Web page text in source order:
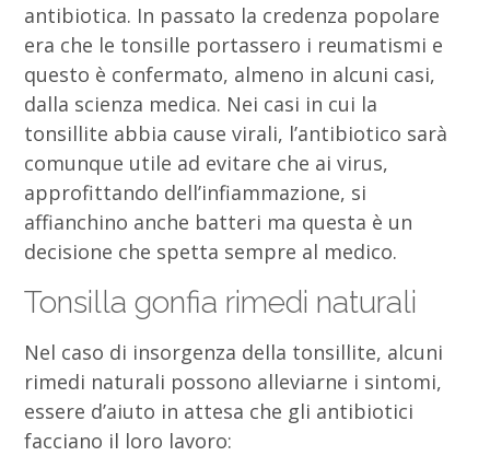
antibiotica. In passato la credenza popolare
era che le tonsille portassero i reumatismi e
questo è confermato, almeno in alcuni casi,
dalla scienza medica. Nei casi in cui la
tonsillite abbia cause virali, l’antibiotico sarà
comunque utile ad evitare che ai virus,
approfittando dell’infiammazione, si
affianchino anche batteri ma questa è un
decisione che spetta sempre al medico.
Tonsilla gonfia rimedi naturali
Nel caso di insorgenza della tonsillite, alcuni
rimedi naturali possono alleviarne i sintomi,
essere d’aiuto in attesa che gli antibiotici
facciano il loro lavoro: